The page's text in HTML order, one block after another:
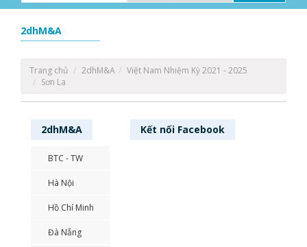
2dhM&A
Trang chủ 2dhM&A
Việt Nam Nhiệm Kỳ 2021 - 2025
Sơn La
2dhM&A
BTC - TW
Hà Nội
Hồ Chí Minh
Đà Nẵng
Kết nối Facebook